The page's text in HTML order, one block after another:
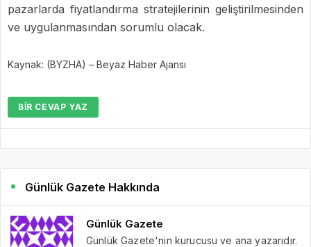
pazarlarda fiyatlandırma stratejilerinin geliştirilmesinden
ve uygulanmasından sorumlu olacak.
Kaynak: (BYZHA) – Beyaz Haber Ajansı
BIR CEVAP YAZ
Günlük Gazete Hakkında
Günlük Gazete
Günlük Gazete'nin kurucusu ve ana yazarıdır.